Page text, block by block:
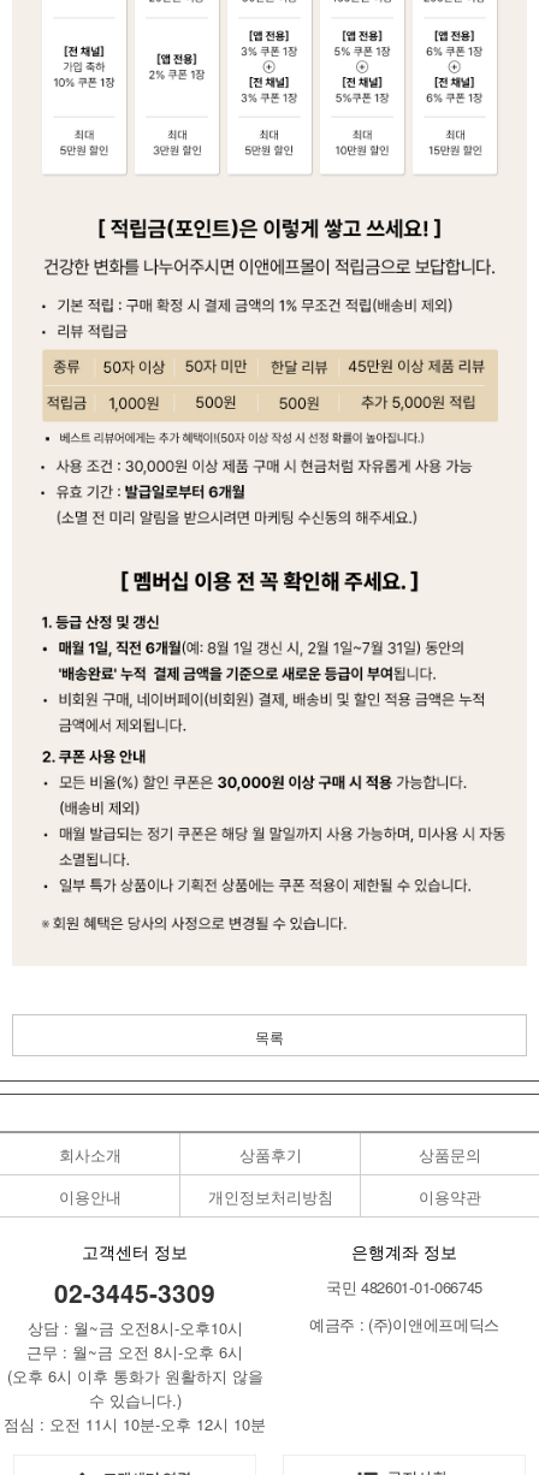
목록
회사소개 상품후기
상품문의
이용안내
개인정보처리방침 이용약관
고객센터 정보
02-3445-3309
상담 : 월~금 오전8시-오후10시
근무 : 월~금 오전 8시-오후 6시
(오후 6시 이후 통화가 원활하지 않을
수 있습니다.)
점심 : 오전 11시 10분-오후 12시 10분
은행계좌 정보
국민 482601-01-066745
예금주 : (주)이앤에프메딕스